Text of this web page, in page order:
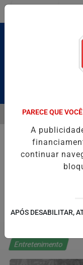
Pesquisar
E CAIQUE
EM ALTA
Entretenimento
PARECE QUE
A
continuar
APÓS DESABILITAR,